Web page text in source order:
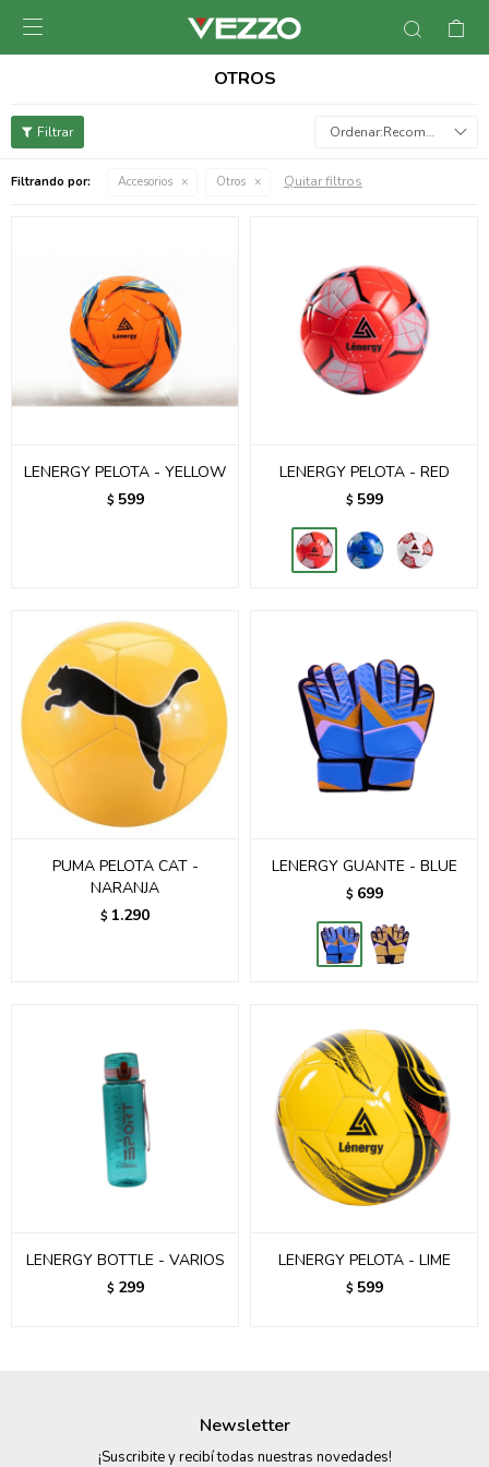

OTROS
Recomendados
Filtrando por: Accesorios Otros Quitar filtros
LENERGY PELOTA - YELLOW
$ 599
LENERGY PELOTA - RED
$ 599
PUMA PELOTA CAT -
NARANJA
$ 1.290
LENERGY GUANTE - BLUE
$ 699
LENERGY BOTTLE - VARIOS
$ 299
LENERGY PELOTA - LIME
$ 599
Newsletter
¡Suscribite y recibí todas nuestras novedades!